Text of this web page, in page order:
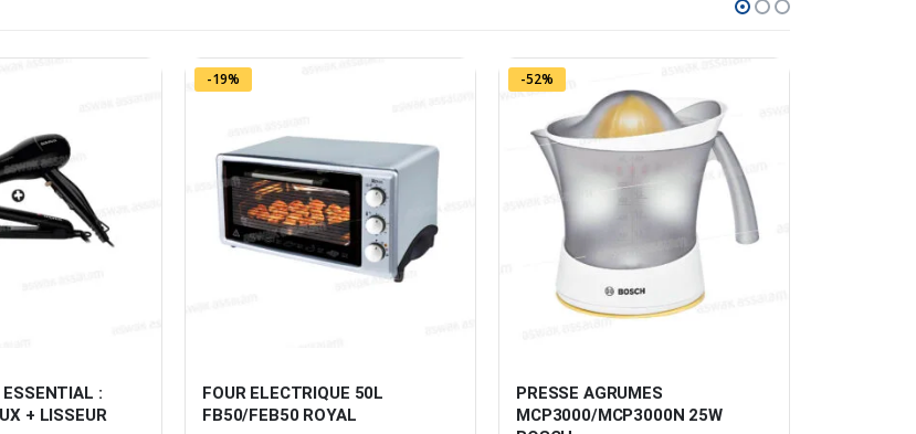
ESSENTIAL :
+ LISSEUR
-19%
FOUR ELECTRIQUE 50L
FB50/FEB50 ROYAL
-52%
PRESSE AGRUMES
MCP3000/MCP3000N 25W